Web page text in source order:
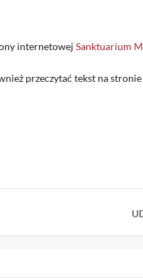
internetowejSanktuarium
przeczytać tekst na